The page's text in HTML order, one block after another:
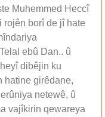
Muhemmed Heccî
rojên borî de jî hate
ebû Dan.. û
dibêjin ku
hatine girêdane,
netewê, û
vajîkirin qewareya